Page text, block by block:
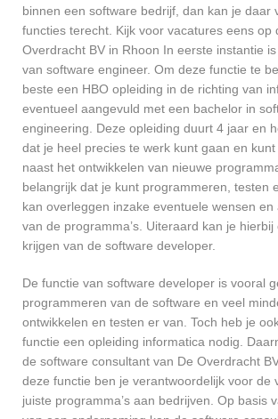
binnen een software bedrijf, dan kan je daar
functies terecht. Kijk voor vacatures eens op
Overdracht BV in Rhoon In eerste instantie
van software engineer. Om deze functie te
beste een HBO opleiding in de richting van
eventueel aangevuld met een bachelor in
engineering. Deze opleiding duurt 4 jaar en
dat je heel precies te werk kunt gaan en
naast het ontwikkelen van nieuwe
belangrijk dat je kunt programmeren, testen
kan overleggen inzake eventuele wensen en
van de programma’s. Uiteraard kan je
krijgen van de software developer.
De functie van software developer is vooral
programmeren van de software en veel
ontwikkelen en testen er van. Toch heb je
functie een opleiding informatica nodig.
de software consultant van De Overdracht
deze functie ben je verantwoordelijk voor de
juiste programma’s aan bedrijven. Op basis